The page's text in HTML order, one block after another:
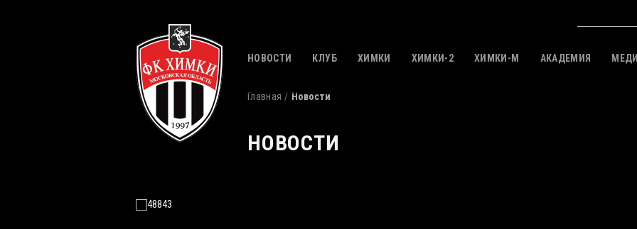
НОВОСТИ КЛУБ ХИМКИ ХИМКИ-2 ХИМКИ-M АКАДЕМИЯ
Главная Новости
НОВОСТИ